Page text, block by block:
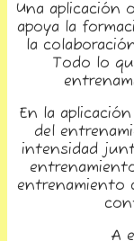
Una aplicación
apoya la
la
Todo lo
En la
del
intensidad
entrenamiento
A